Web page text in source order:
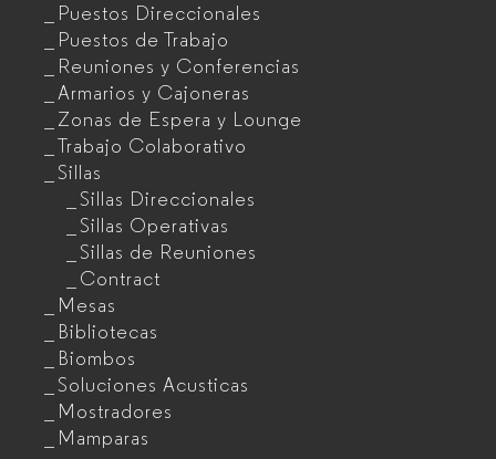
Puestos Direccionales
Puestos de Trabajo
Reuniones y Conferencias
Armarios y Cajoneras
Zonas de Espera y Lounge
Trabajo Colaborativo
Sillas
Sillas Direccionales
Sillas Operativas
Sillas de Reuniones
Contract
Mesas
Bibliotecas
Biombos
Soluciones Acusticas
Mostradores
Mamparas